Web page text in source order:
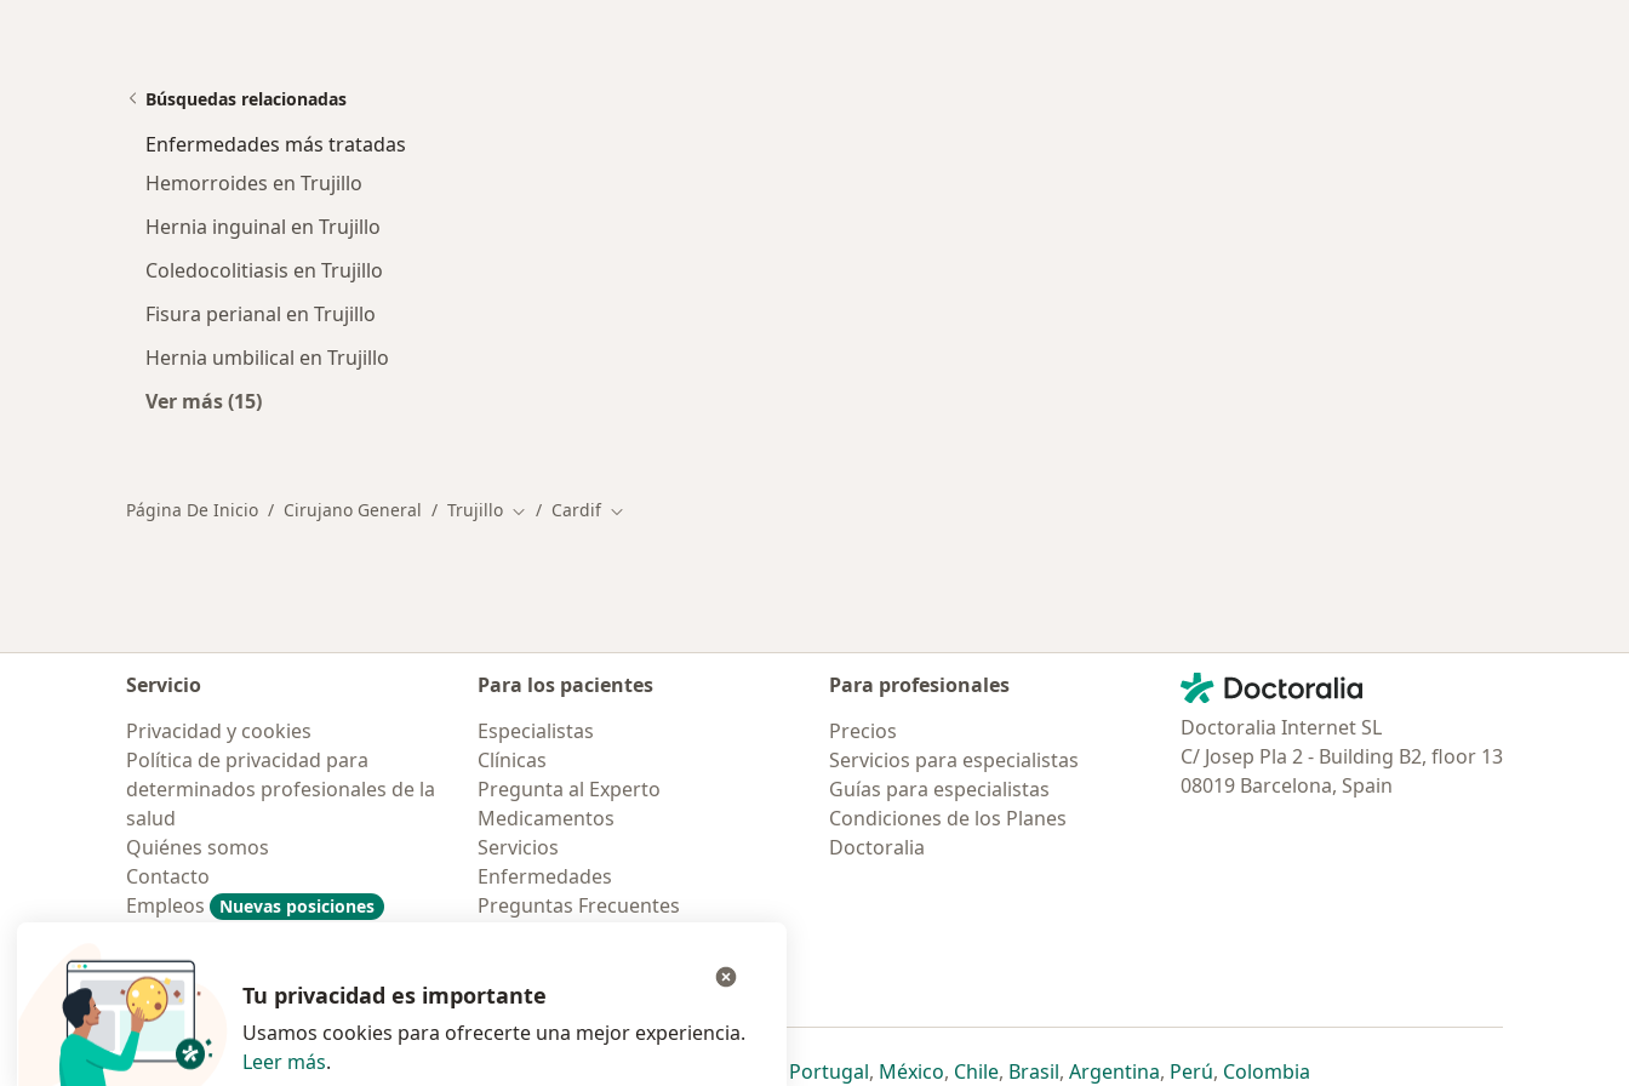
Búsquedas relacionadas
Enfermedades más tratadas
Hemorroides en Trujillo
Hernia inguinal en Trujillo
Coledocolitiasis en Trujillo
Fisura perianal en Trujillo
Hernia umbilical en Trujillo
Ver más (15)
Página De Inicio Cirujano General Trujillo Cambiar de ciudad
Cardif Cambiar de ciudad
Servicio
Privacidad y cookies
Política de privacidad para
determinados profesionales de la
salud
Quiénes somos
Contacto
Empleos
Nuevas posiciones
Contratación
Para los pacientes
Especialistas
Clínicas
Pregunta al Experto
Medicamentos
Servicios
Enfermedades
Preguntas Frecuentes
Para profesionales
Precios
Servicios para especialistas
Guías para especialistas
Condiciones de los Planes
Doctoralia
Contacto
Doctoralia - Página de inicio
Doctoralia Internet SL
C/ Josep Pla 2 - Building B2, floor 13
08019 Barcelona, Spain
Polska se abre en una nueva pestaña
se abre en una nueva pestaña
se abre en una nueva pestaña
se abre en una nueva pestaña
Portugalse abre en una nueva pestaña
, Méxicose abre en una nueva pestaña
, Chilese abre en una nueva pestaña
, Brasilse abre en una nueva pestaña
, Argentinase abre en una nueva pestaña
, Perúse abre en una nueva pestaña
, Colombiase abre en una nueva pestaña
Tu privacidad es importante
Usamos cookies para ofrecerte una mejor experiencia.
Leer más.